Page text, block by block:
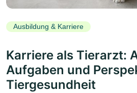
Ausbildung & Karriere
Karriere als Tierarzt:
Aufgaben und
Tiergesundheit